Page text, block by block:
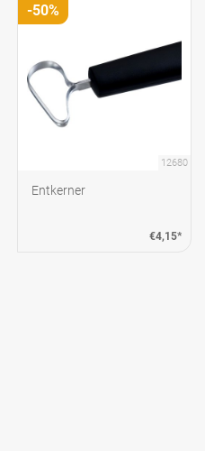
12680
Entkerner
€4,15*
-50%